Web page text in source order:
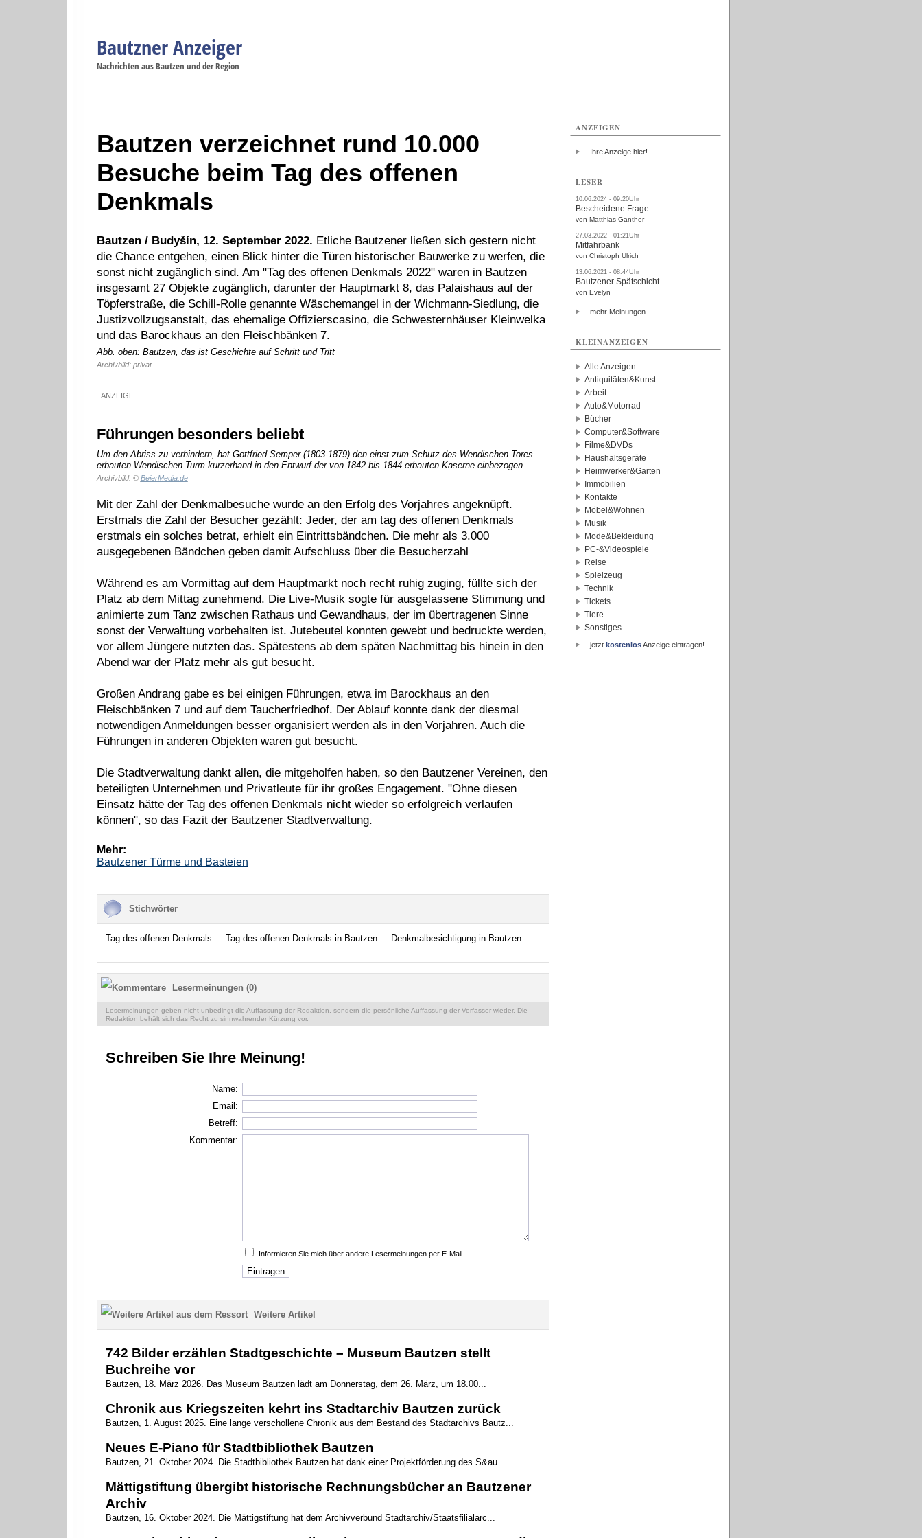
Bautzner Anzeiger
Nachrichten aus Bautzen und der Region
Bautzen verzeichnet rund 10.000
Besuche beim Tag des offenen
Denkmals
Bautzen / Budyšín, 12. September 2022. Etliche Bautzener ließen sich gestern nicht
die Chance entgehen, einen Blick hinter die Türen historischer Bauwerke zu werfen, die
sonst nicht zugänglich sind. Am "Tag des offenen Denkmals 2022" waren in Bautzen
insgesamt 27 Objekte zugänglich, darunter der Hauptmarkt 8, das Palaishaus auf der
Töpferstraße, die Schill-Rolle genannte Wäschemangel in der Wichmann-Siedlung, die
Justizvollzugsanstalt, das ehemalige Offizierscasino, die Schwesternhäuser Kleinwelka
und das Barockhaus an den Fleischbänken 7.
Abb. oben: Bautzen, das ist Geschichte auf Schritt und Tritt
Archivbild: privat
ANZEIGE
Führungen besonders beliebt
Um den Abriss zu verhindern, hat Gottfried Semper (1803-1879) den einst zum Schutz des Wendischen Tores
erbauten Wendischen Turm kurzerhand in den Entwurf der von 1842 bis 1844 erbauten Kaserne einbezogen
Archivbild: © BeierMedia.de
Mit der Zahl der Denkmalbesuche wurde an den Erfolg des Vorjahres angeknüpft.
Erstmals die Zahl der Besucher gezählt: Jeder, der am tag des offenen Denkmals
erstmals ein solches betrat, erhielt ein Eintrittsbändchen. Die mehr als 3.000
ausgegebenen Bändchen geben damit Aufschluss über die Besucherzahl
Während es am Vormittag auf dem Hauptmarkt noch recht ruhig zuging, füllte sich der
Platz ab dem Mittag zunehmend. Die Live-Musik sogte für ausgelassene Stimmung und
animierte zum Tanz zwischen Rathaus und Gewandhaus, der im übertragenen Sinne
sonst der Verwaltung vorbehalten ist. Jutebeutel konnten gewebt und bedruckte werden,
vor allem Jüngere nutzten das. Spätestens ab dem späten Nachmittag bis hinein in den
Abend war der Platz mehr als gut besucht.
Großen Andrang gabe es bei einigen Führungen, etwa im Barockhaus an den
Fleischbänken 7 und auf dem Taucherfriedhof. Der Ablauf konnte dank der diesmal
notwendigen Anmeldungen besser organisiert werden als in den Vorjahren. Auch die
Führungen in anderen Objekten waren gut besucht.
Die Stadtverwaltung dankt allen, die mitgeholfen haben, so den Bautzener Vereinen, den
beteiligten Unternehmen und Privatleute für ihr großes Engagement. "Ohne diesen
Einsatz hätte der Tag des offenen Denkmals nicht wieder so erfolgreich verlaufen
können", so das Fazit der Bautzener Stadtverwaltung.
Mehr:
Bautzener Türme und Basteien
Stichwörter
Tag des offenen Denkmals Tag des offenen Denkmals in Bautzen Denkmalbesichtigung in Bautzen
Lesermeinungen (0)
Lesermeinungen geben nicht unbedingt die Auffassung der Redaktion, sondern die persönliche Auffassung der Verfasser wieder. Die
Redaktion behält sich das Recht zu sinnwahrender Kürzung vor.
Schreiben Sie Ihre Meinung!
Name:
Email:
Betreff:
Kommentar:
Informieren Sie mich über andere Lesermeinungen per E-Mail
Weitere Artikel
742 Bilder erzählen Stadtgeschichte – Museum Bautzen stellt
Buchreihe vor
Bautzen, 18. März 2026. Das Museum Bautzen lädt am Donnerstag, dem 26. März, um 18.00...
Chronik aus Kriegszeiten kehrt ins Stadtarchiv Bautzen zurück
Bautzen, 1. August 2025. Eine lange verschollene Chronik aus dem Bestand des Stadtarchivs Bautz...
Neues E-Piano für Stadtbibliothek Bautzen
Bautzen, 21. Oktober 2024. Die Stadtbibliothek Bautzen hat dank einer Projektförderung des S&au...
Mättigstiftung übergibt historische Rechnungsbücher an Bautzener
Archiv
Bautzen, 16. Oktober 2024. Die Mättigstiftung hat dem Archivverbund Stadtarchiv/Staatsfilialarc...
ANZEIGEN
...Ihre Anzeige hier!
LESER
10.06.2024 - 09:20Uhr
Bescheidene Frage
von Matthias Ganther
27.03.2022 - 01:21Uhr
Mitfahrbank
von Christoph Ulrich
13.06.2021 - 08:44Uhr
Bautzener Spätschicht
von Evelyn
...mehr Meinungen
KLEINANZEIGEN
Alle Anzeigen
Antiquitäten&Kunst
Arbeit
Auto&Motorrad
Bücher
Computer&Software
Filme&DVDs
Haushaltsgeräte
Heimwerker&Garten
Immobilien
Kontakte
Möbel&Wohnen
Musik
Mode&Bekleidung
PC-&Videospiele
Reise
Spielzeug
Technik
Tickets
Tiere
Sonstiges
...jetzt kostenlosAnzeige eintragen!